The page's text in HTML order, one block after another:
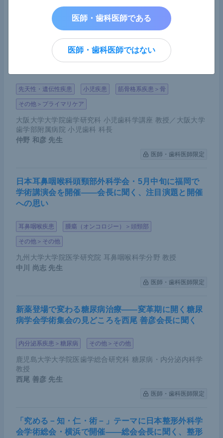
医師・歯科医師限定
乳歯早期脱落の陰に低ホスファターゼ症の可能性―
―「遭遇した歯科医は小児歯科専門医と連携を」早
先天性・遺伝性疾患 小児疾患 筋骨格系疾患＞骨
その他＞プライマリケア
大阪大学大学院歯学研究科 小児歯科学講座 教授／大阪大学
歯学部附属病院 小児歯科 科長
仲野 和彦 先生
医師・歯科医師限定
日本耳鼻咽喉科頭頸部外科学会・5月中旬に福岡で
学術講演会を開催――会長に聞く、注目演題と開催
への思い
耳鼻咽喉疾患 腫瘍（オンコロジー）＞頭頸部
その他＞その他
九州大学大学院医学研究院 耳鼻咽喉科学分野 教授
中川 尚志 先生
医師・歯科医師限定
新薬登場で変わる糖尿病治療――変革期に開く糖尿
病学会学術集会の見どころを西尾 善彦会長に聞く
内分泌系疾患＞糖尿病 その他＞その他
鹿児島大学大学院医歯学総合研究科 糖尿病・内分泌内科学
教授
西尾 善彦 先生
医師・歯科医師限定
「究める－知・仁・術－」テーマに日本整形外科学
会学術総会・横浜で開催――総会会長に聞く、整形
医師・歯科医師ではない
医師・歯科医師である